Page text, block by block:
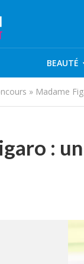
BEAUTÉ
» Madame
: